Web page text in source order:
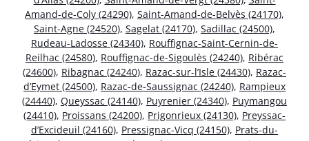
Amand-de-Coly (24290), Saint-Amand-de-Belvès (24170),
Saint-Agne (24520), Sagelat (24170), Sadillac (24500),
Rudeau-Ladosse (24340), Rouffignac-Saint-Cernin-de-
Reilhac (24580), Rouffignac-de-Sigoulès (24240), Ribérac
(24600), Ribagnac (24240), Razac-sur-l’Isle (24430), Razac-
d’Eymet (24500), Razac-de-Saussignac (24240), Rampieux
(24440), Queyssac (24140), Puyrenier (24340), Puymangou
(24410), Proissans (24200), Prigonrieux (24130), Preyssac-
d’Excideuil (24160), Pressignac-Vicq (24150), Prats-du-